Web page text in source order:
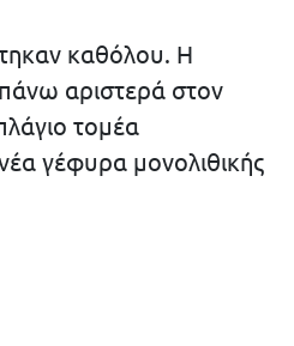
καθόλου. Η
αριστερά στον
τομέα
γέφυρα μονολιθικής